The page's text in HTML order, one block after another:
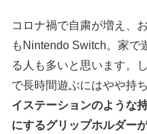
コロナ禍で自粛が増え、
もNintendo Switch。家で
る人も多いと思います。
で長時間遊ぶにはやや持ち
イステーションのような
にするグリップホルダー